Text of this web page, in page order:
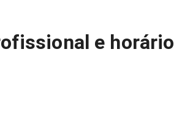
e horário